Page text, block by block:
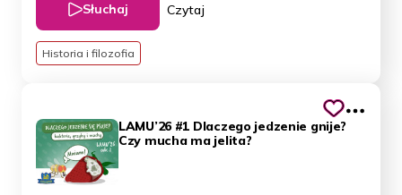
Słuchaj Czytaj
Historia i filozofia
LAMU’26 #1 Dlaczego jedzenie gnije?
Czy mucha ma jelita?